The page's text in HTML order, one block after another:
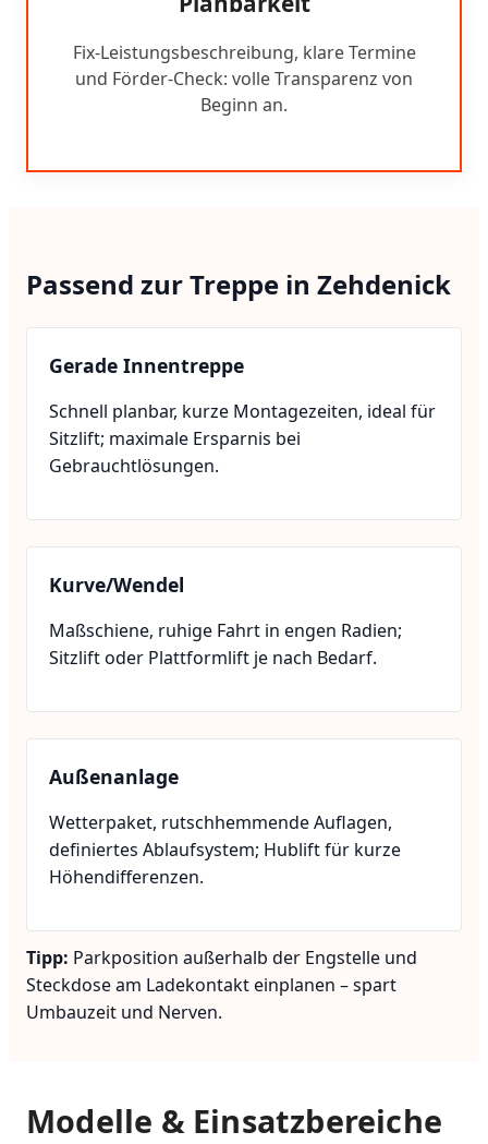
Fix-Leistungsbeschreibung, klare Termine
und Förder-Check: volle Transparenz von
Beginn an.
Passend zur Treppe in Zehdenick
Gerade Innentreppe
Schnell planbar, kurze Montagezeiten, ideal für
Sitzlift; maximale Ersparnis bei
Gebrauchtlösungen.
Kurve/Wendel
Maßschiene, ruhige Fahrt in engen Radien;
Sitzlift oder Plattformlift je nach Bedarf.
Außenanlage
Wetterpaket, rutschhemmende Auflagen,
definiertes Ablaufsystem; Hublift für kurze
Höhendifferenzen.
Tipp: Parkposition außerhalb der Engstelle und
Steckdose am Ladekontakt einplanen – spart
Umbauzeit und Nerven.
Modelle & Einsatzbereiche